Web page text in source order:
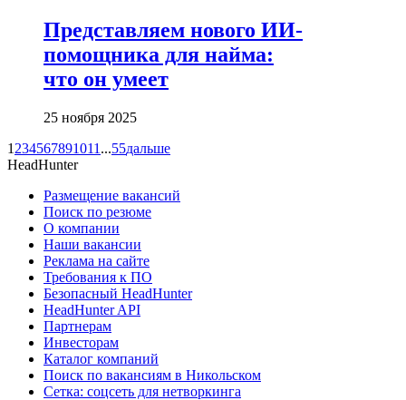
Представляем нового ИИ-
помощника для найма:
что он умеет
25 ноября 2025
1 234567891011 ...55дальше
HeadHunter
Размещение вакансий
Поиск по резюме
О компании
Наши вакансии
Реклама на сайте
Требования к ПО
Безопасный HeadHunter
HeadHunter API
Партнерам
Инвесторам
Каталог компаний
Поиск по вакансиям в Никольском
Сетка: соцсеть для нетворкинга